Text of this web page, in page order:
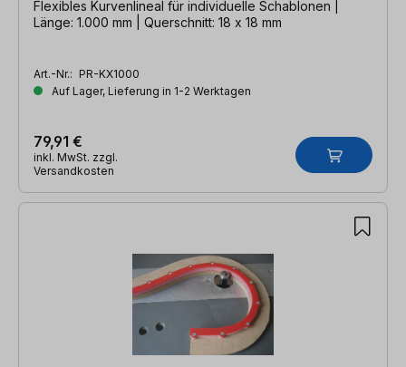
Flexibles Kurvenlineal für individuelle Schablonen |
Länge: 1.000 mm | Querschnitt: 18 x 18 mm
Art.-Nr.: PR-KX1000
Auf Lager, Lieferung in 1-2 Werktagen
79,91 €
inkl. MwSt. zzgl.
Versandkosten